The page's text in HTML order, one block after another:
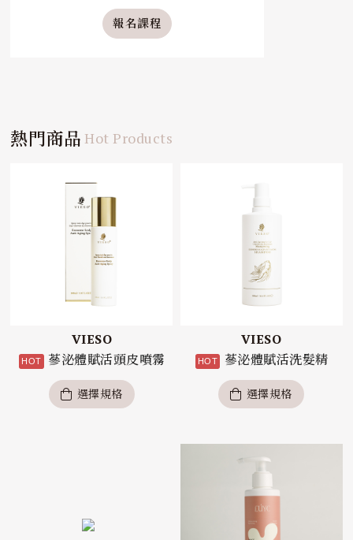
報名課程
熱門商品 Hot Products
VIESO
蔘泌體賦活頭皮噴霧
選擇規格
VIESO
蔘泌體賦活洗髮精
選擇規格